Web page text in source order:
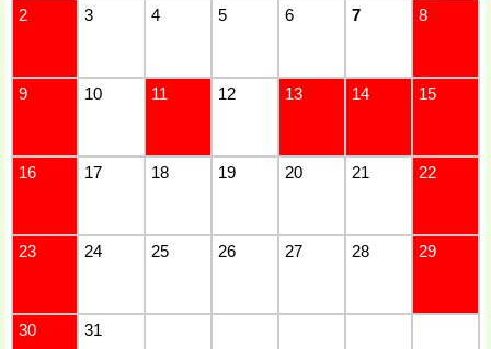
2 3 4 5 6 7 8
9 10 11 12 13 14 15
16 17 18 19 20 21 22
23 24 25 26 27 28 29
30 31